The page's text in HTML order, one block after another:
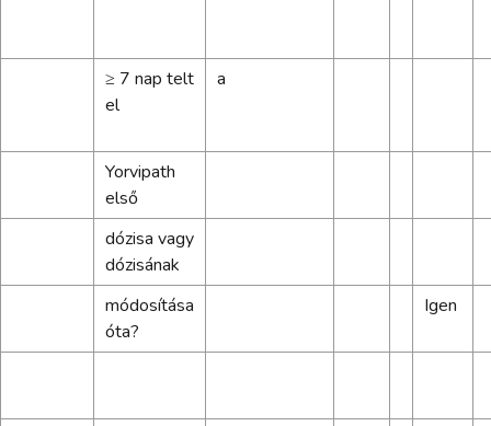
≥ 7 nap telt
el
a
Yorvipath
első
dózisa vagy
dózisának
módosítása
óta?
Igen